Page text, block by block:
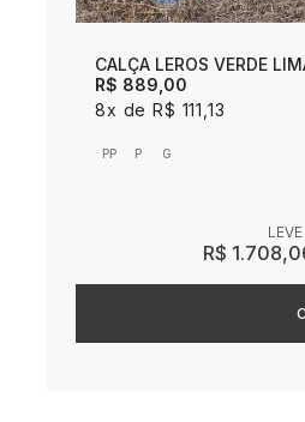
CALÇA LEROS VERDE
R$ 889,00
8x
R$ 111,13
PP P G
R$